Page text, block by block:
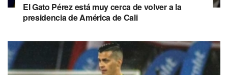
El Gato Pérez está muy cerca de volver a la
presidencia de América de Cali